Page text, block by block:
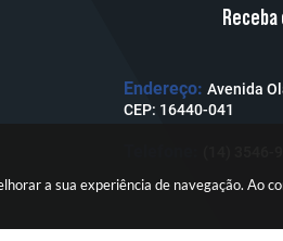
a sua experiência de navegação. Ao
Endereço: Avenida
CEP: 16440-041